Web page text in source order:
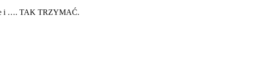
i …. TAK TRZYMAĆ.